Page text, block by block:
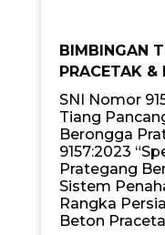
BIMBINGAN
PRACETAK &
SNI Nomor
Tiang
Berongga
9157:2023
Prategang
Sistem
Rangka
Beton